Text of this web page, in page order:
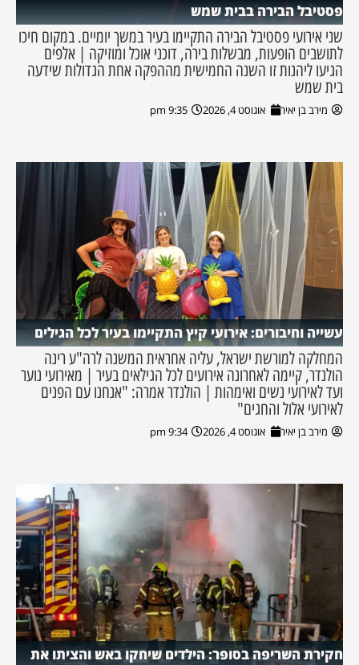
פסטיבל הבירה בבית שמש
שני אירועי פסטיבל הבירה התקיימו בעיר במשך יומיים. במקום חיכו
לתושבים הופעות, מבשלות בירה, דוכני אוכל ומוזיקה | אלפים
הגיעו ליהנות זו השנה החמישית מההפקה אחת הגדולות שידעה
בית שמש
מירב בן יאיר אוגוסט 4, 2026 9:35 pm
עשייה וחיבורים: אירועי קיץ התקיימו בעיר לכל הגילים
המחלקה למורשת ישראל, עליה אחראית המשנה לרה"ע רינה
הולנדר, קיימה לאחרונה אירועים לכל הגילאים בעיר | מאירועי נוער
ועד לאירועי נשים ואימהות | הולנדר אמרה: "אנחנו עם הפנים
לאירועי אלול והחגים"
מירב בן יאיר אוגוסט 4, 2026 9:34 pm
חקירת השריפה בסופר: הילדים שיחקו באש והציתו את